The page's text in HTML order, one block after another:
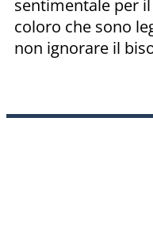
sentimentale per
coloro che sono
non ignorare il